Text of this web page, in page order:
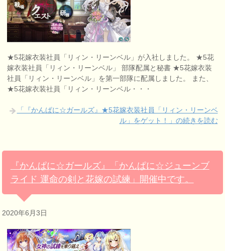
★5花嫁衣装社員「リィン・リーンベル」が入社しました。 ★5花
嫁衣装社員「リィン・リーンベル」 部隊配属と秘書 ★5花嫁衣装
社員「リィン・リーンベル」を第一部隊に配属しました。 また、
★5花嫁衣装社員「リィン・リーンベル・・・
「『かんぱに☆ガールズ』★5花嫁衣装社員「リィン・リーンベ
ル」をゲット！」の続きを読む
『かんぱに☆ガールズ』「かんぱに☆ジューンブ
ライド 運命の剣と花嫁の試練」開催中です。
2020年6月3日